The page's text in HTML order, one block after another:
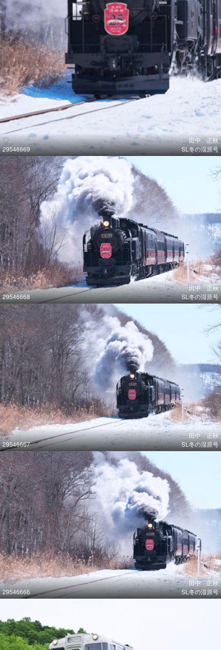
29546669
田中 正秋
SL冬の湿原号
29546668
田中 正秋
SL冬の湿原号
29546667
田中 正秋
SL冬の湿原号
29546666
田中 正秋
SL冬の湿原号